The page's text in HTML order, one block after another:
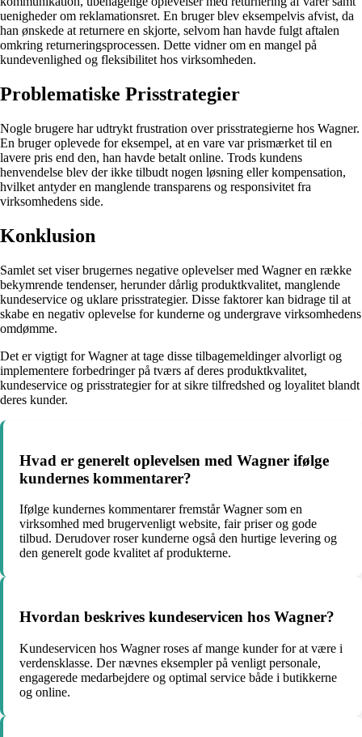
uenigheder om reklamationsret. En bruger blev eksempelvis afvist, da
han ønskede at returnere en skjorte, selvom han havde fulgt aftalen
omkring returneringsprocessen. Dette vidner om en mangel på
kundevenlighed og fleksibilitet hos virksomheden.
Problematiske Prisstrategier
Nogle brugere har udtrykt frustration over prisstrategierne hos Wagner.
En bruger oplevede for eksempel, at en vare var prismærket til en
lavere pris end den, han havde betalt online. Trods kundens
henvendelse blev der ikke tilbudt nogen løsning eller kompensation,
hvilket antyder en manglende transparens og responsivitet fra
virksomhedens side.
Konklusion
Samlet set viser brugernes negative oplevelser med Wagner en række
bekymrende tendenser, herunder dårlig produktkvalitet, manglende
kundeservice og uklare prisstrategier. Disse faktorer kan bidrage til at
skabe en negativ oplevelse for kunderne og undergrave virksomhedens
omdømme.
Det er vigtigt for Wagner at tage disse tilbagemeldinger alvorligt og
implementere forbedringer på tværs af deres produktkvalitet,
kundeservice og prisstrategier for at sikre tilfredshed og loyalitet blandt
deres kunder.
Hvad er generelt oplevelsen med Wagner ifølge
kundernes kommentarer?
Ifølge kundernes kommentarer fremstår Wagner som en
virksomhed med brugervenligt website, fair priser og gode
tilbud. Derudover roser kunderne også den hurtige levering og
den generelt gode kvalitet af produkterne.
Hvordan beskrives kundeservicen hos Wagner?
Kundeservicen hos Wagner roses af mange kunder for at være i
verdensklasse. Der nævnes eksempler på venligt personale,
engagerede medarbejdere og optimal service både i butikkerne
og online.